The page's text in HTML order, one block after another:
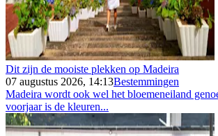
Dit zijn de mooiste plekken op Madeira
07 augustus 2026, 14:13Bestemmingen
Madeira wordt ook wel het bloemeneiland
voorjaar is de kleuren...